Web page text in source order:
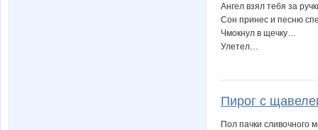
Ангел взял тебя за
Сон принес и песню
Чмокнул в щечку…
Улетел…
Пирог с
Пол пачки сливочного